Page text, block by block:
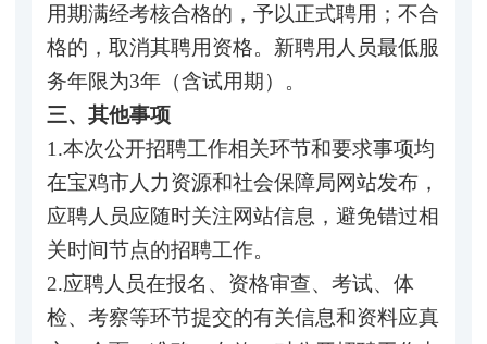
用期满经考核合格的，予以正式聘用；不合
格的，取消其聘用资格。新聘用人员最低服
务年限为3年（含试用期）。
三、其他事项
1.本次公开招聘工作相关环节和要求事项均
在宝鸡市人力资源和社会保障局网站发布，
应聘人员应随时关注网站信息，避免错过相
关时间节点的招聘工作。
2.应聘人员在报名、资格审查、考试、体
检、考察等环节提交的有关信息和资料应真